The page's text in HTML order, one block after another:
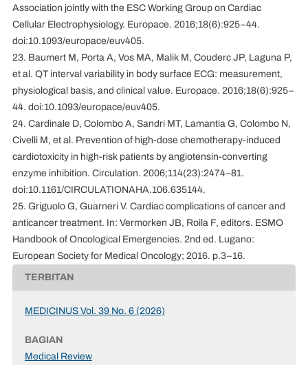
Association jointly with the ESC Working Group on Cardiac
Cellular Electrophysiology. Europace. 2016;18(6):925–44.
doi:10.1093/europace/euv405.
23. Baumert M, Porta A, Vos MA, Malik M, Couderc JP, Laguna P,
et al. QT interval variability in body surface ECG: measurement,
physiological basis, and clinical value. Europace. 2016;18(6):925–
44. doi:10.1093/europace/euv405.
24. Cardinale D, Colombo A, Sandri MT, Lamantia G, Colombo N,
Civelli M, et al. Prevention of high-dose chemotherapy-induced
cardiotoxicity in high-risk patients by angiotensin-converting
enzyme inhibition. Circulation. 2006;114(23):2474–81.
doi:10.1161/CIRCULATIONAHA.106.635144.
25. Griguolo G, Guarneri V. Cardiac complications of cancer and
anticancer treatment. In: Vermorken JB, Roila F, editors. ESMO
Handbook of Oncological Emergencies. 2nd ed. Lugano:
European Society for Medical Oncology; 2016. p.3–16.
TERBITAN
MEDICINUS Vol. 39 No. 6 (2026)
BAGIAN
Medical Review